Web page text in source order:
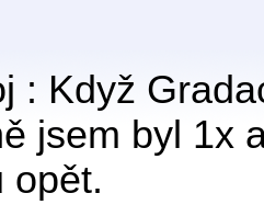
: Když
jsem byl 1x
opět.